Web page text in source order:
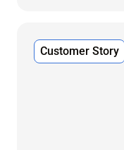
Customer Story